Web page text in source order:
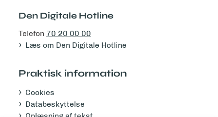
Den Digitale Hotline
Telefon 70 20 00 00
Læs om Den Digitale Hotline
Praktisk information
Cookies
Databeskyttelse